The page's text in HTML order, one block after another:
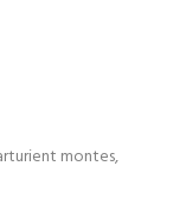
montes,